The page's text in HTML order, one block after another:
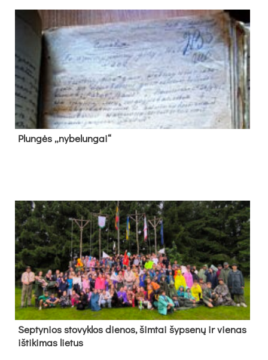
Plun­gės „ny­be­lun­gai“
Sep­ty­nios sto­vyk­los die­nos, šim­tai šyp­se­nų ir vie­nas
iš­ti­ki­mas lie­tus